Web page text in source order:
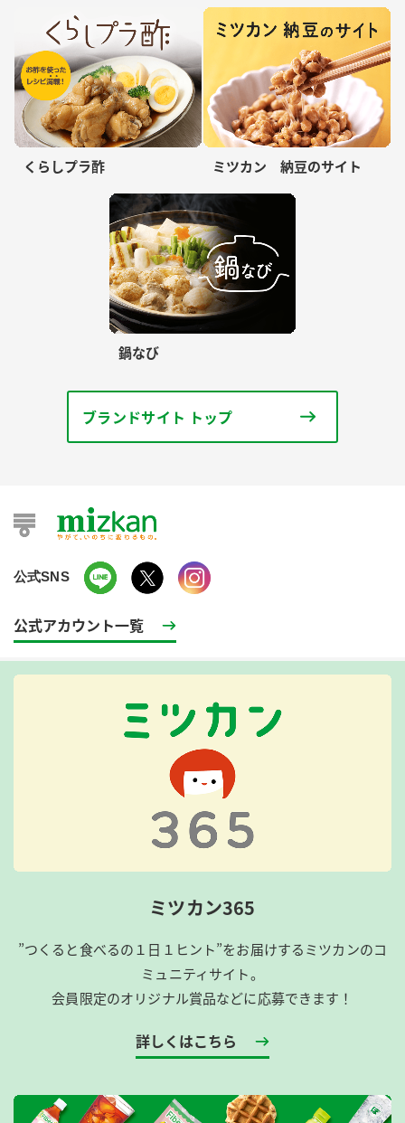
くらしプラ酢 ミツカン 納豆のサイト
鍋なび
ブランドサイト トップ
公式SNS
公式アカウント一覧
ミツカン365
”つくると食べるの１日１ヒント”をお届けするミツカンのコ
ミュニティサイト。
会員限定のオリジナル賞品などに応募できます！
詳しくはこちら